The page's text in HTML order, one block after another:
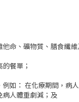
命、礦物質、膳食纖
餐單；
如： 在化療期間，
病人體重劇減；及